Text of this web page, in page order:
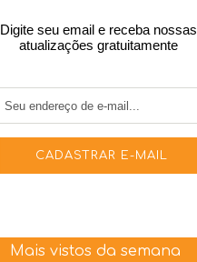
Digite seu email e receba nossas
atualizações gratuitamente
Mais vistos da semana